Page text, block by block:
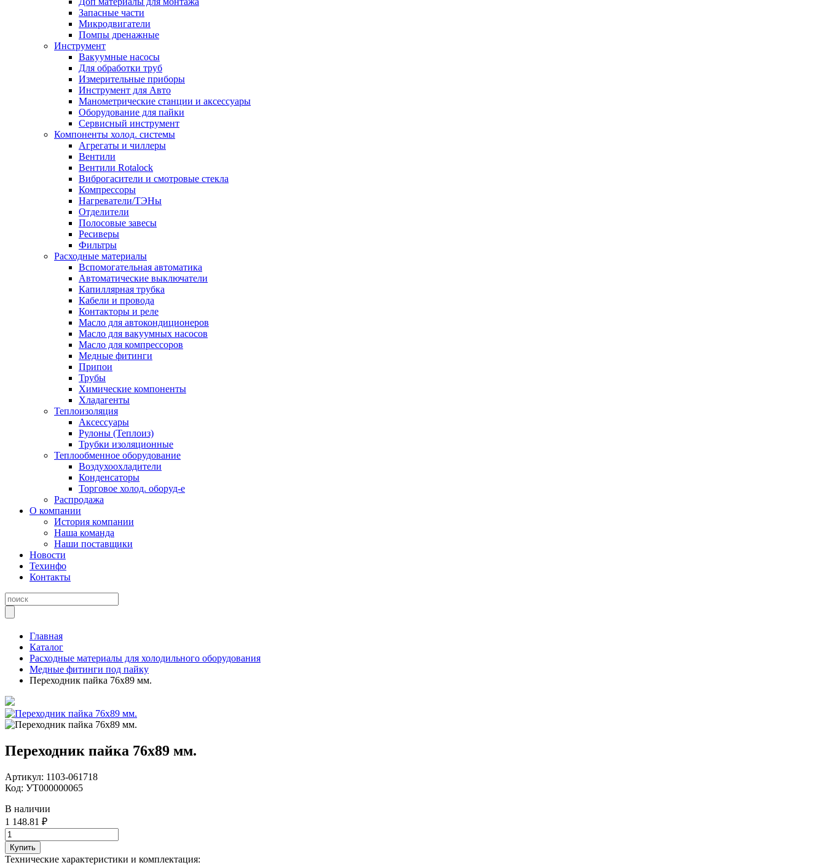
Запасные части
Микродвигатели
Помпы дренажные
Инструмент
Вакуумные насосы
Для обработки труб
Измерительные приборы
Инструмент для Авто
Манометрические станции и аксессуары
Оборудование для пайки
Сервисный инструмент
Компоненты холод. системы
Агрегаты и чиллеры
Вентили
Вентили Rotalock
Виброгасители и смотровые стекла
Компрессоры
Нагреватели/ТЭНы
Отделители
Полосовые завесы
Ресиверы
Фильтры
Расходные материалы
Вспомогательная автоматика
Автоматические выключатели
Капиллярная трубка
Кабели и провода
Контакторы и реле
Масло для автокондиционеров
Масло для вакуумных насосов
Масло для компрессоров
Медные фитинги
Припои
Трубы
Химические компоненты
Хладагенты
Теплоизоляция
Аксессуары
Рулоны (Теплоиз)
Трубки изоляционные
Теплообменное оборудование
Воздухоохладители
Конденсаторы
Торговое холод. оборуд-е
Распродажа
О компании
История компании
Наша команда
Наши поставщики
Новости
Техинфо
Контакты
Главная
Каталог
Расходные материалы для холодильного оборудования
Медные фитинги под пайку
Переходник пайка 76х89 мм.
Переходник пайка 76х89 мм.
Артикул: 1103-061718
Код: УТ000000065
В наличии
1 148.81 ₽
Купить
Технические характеристики и комплектация: